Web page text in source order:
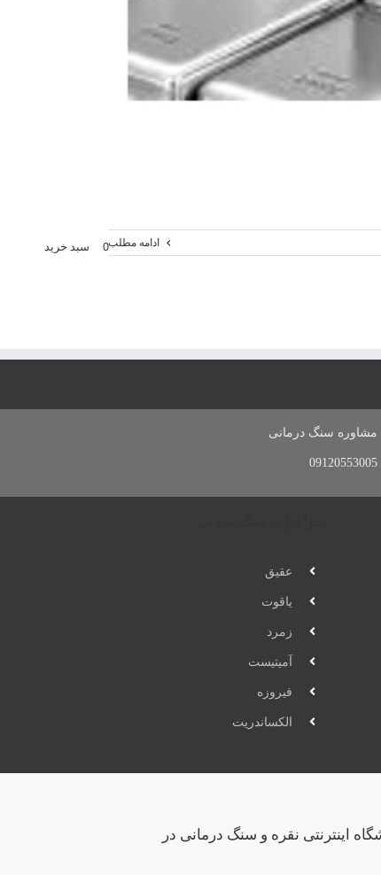
ادامه مطلب
مشاوره سنگ درمانی
09120553005
عقیق
یاقوت
زمرد
آمیتیست
فیروزه
الکساندریت
اینترنتی نقره و سنگ درمانی در
0 سبد خرید